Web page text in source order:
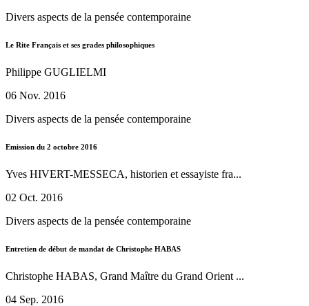
Divers aspects de la pensée contemporaine
Le Rite Français et ses grades philosophiques
Philippe GUGLIELMI
06 Nov. 2016
Divers aspects de la pensée contemporaine
Emission du 2 octobre 2016
Yves HIVERT-MESSECA, historien et essayiste fra...
02 Oct. 2016
Divers aspects de la pensée contemporaine
Entretien de début de mandat de Christophe HABAS
Christophe HABAS, Grand Maître du Grand Orient ...
04 Sep. 2016